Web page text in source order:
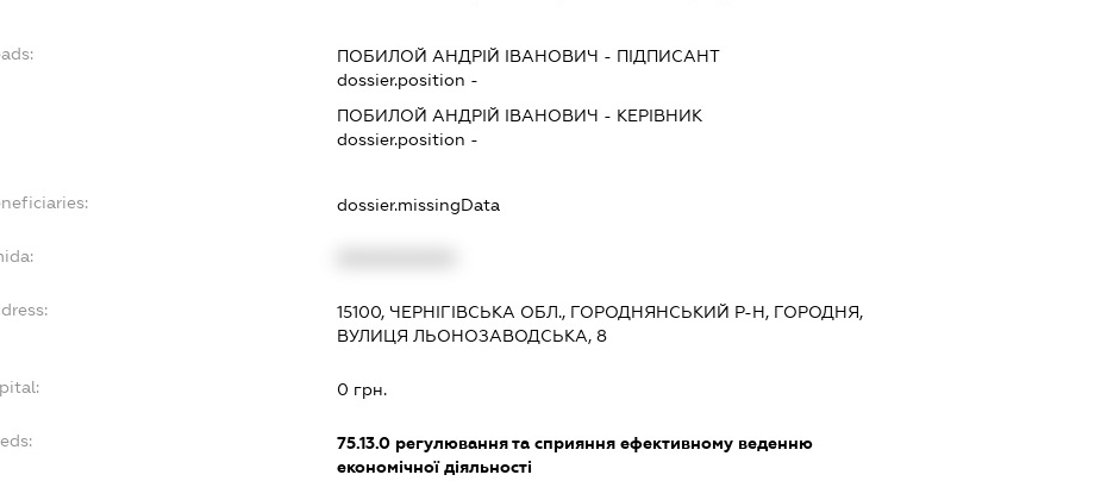
ПОБИЛОЙ АНДРІЙ ІВАНОВИЧ - ПІДПИСАНТ
dossier.position -
ПОБИЛОЙ АНДРІЙ ІВАНОВИЧ - КЕРІВНИК
dossier.position -
dossier.missingData
15100, ЧЕРНІГІВСЬКА ОБЛ., ГОРОДНЯНСЬКИЙ Р-Н, ГОРОДНЯ,
ВУЛИЦЯ ЛЬОНОЗАВОДСЬКА, 8
0 грн.
75.13.0 регулювання та сприяння ефективному веденню
економічної діяльності